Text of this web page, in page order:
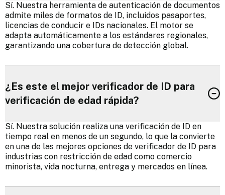
Sí. Nuestra herramienta de autenticación de documentos
admite miles de formatos de ID, incluidos pasaportes,
licencias de conducir e IDs nacionales. El motor se
adapta automáticamente a los estándares regionales,
garantizando una cobertura de detección global.
¿Es este el mejor verificador de ID para
verificación de edad rápida?
Sí. Nuestra solución realiza una verificación de ID en
tiempo real en menos de un segundo, lo que la convierte
en una de las mejores opciones de verificador de ID para
industrias con restricción de edad como comercio
minorista, vida nocturna, entrega y mercados en línea.